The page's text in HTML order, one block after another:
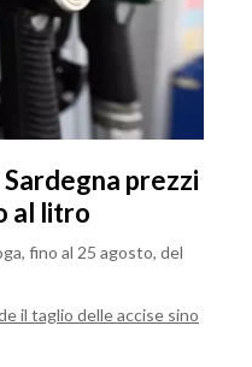
prezzi
al litro
fino al 25 agosto, del
il taglio delle accise sino